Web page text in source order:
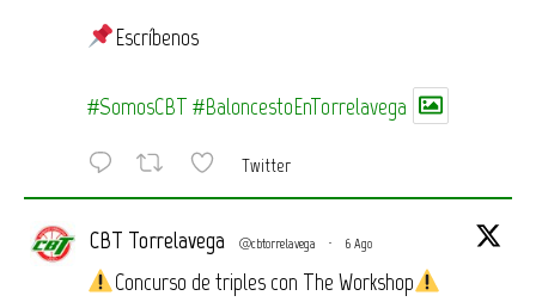
Escríbenos
#SomosCBT #BaloncestoEnTorrelavega
Twitter
CBT Torrelavega @cbtorrelavega · 6 Ago
Concurso de triples con The Workshop